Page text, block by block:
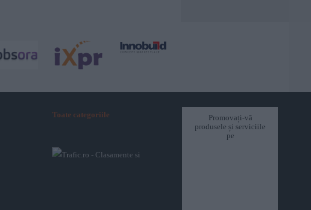
Toate categoriile
Promovați-vă
produsele și serviciile
pe